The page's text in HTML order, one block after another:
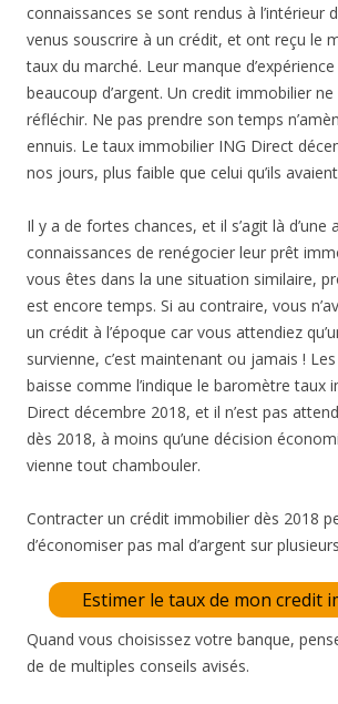
connaissances se sont rendus à l’intérieur
venus souscrire à un crédit, et ont reçu le
taux du marché. Leur manque
beaucoup d’argent. Un credit immobilier
réfléchir. Ne pas prendre son temps
ennuis. Le taux immobilier ING Direct
nos jours, plus faible que celui qu’ils
Il y a de fortes chances, et il s’agit là d’une
connaissances de renégocier leur prêt
vous êtes dans la une situation similaire,
est encore temps. Si au contraire, vous
un crédit à l’époque car vous attendiez
survienne, c’est maintenant ou jamais !
baisse comme l’indique le baromètre taux
Direct décembre 2018, et il n’est pas
dès 2018, à moins qu’une décision
vienne tout chambouler.
Contracter un crédit immobilier dès 2018
d’économiser pas mal d’argent sur
Estimer le taux de mon credit
Quand vous choisissez votre banque,
de de multiples conseils avisés.